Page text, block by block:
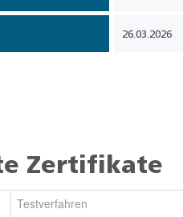
26.03.2026
Zertifikate
Testverfahren